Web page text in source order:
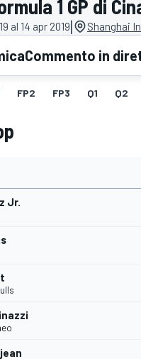
WEC
1 GP di
al 14 apr 2019| Shanghai
Commento in
FP2 FP3 Q1 Q2
Jr.